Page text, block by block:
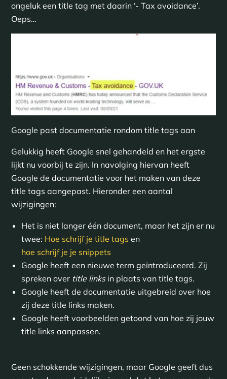
ongeluk een title tag met daarin ‘- Tax avoidance’.
Oeps…
Google past documentatie rondom title tags aan
Gelukkig heeft Google snel gehandeld en het ergste
lijkt nu voorbij te zijn. In navolging hiervan heeft
Google de documentatie voor het maken van deze
title tags aangepast. Hieronder een aantal
wijzigingen:
Het is niet langer één document, maar het zijn er nu
twee: Hoe schrijf je title tags en
hoe schrijf je je snippets
Google heeft een nieuwe term geïntroduceerd. Zij
spreken over title linksin plaats van title tags.
Google heeft de documentatie uitgebreid over hoe
zij deze title links maken.
Google heeft voorbeelden getoond van hoe zij jouw
title links aanpassen.
Geen schokkende wijzigingen, maar Google geeft dus